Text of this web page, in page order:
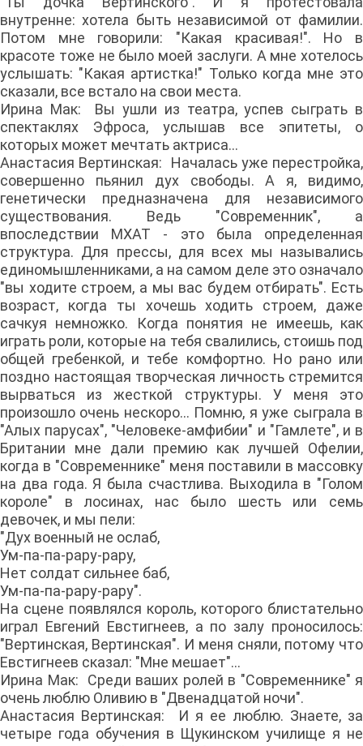
внутренне: хотела быть независимой от фамилии.
Потом мне говорили: "Какая красивая!". Но в
красоте тоже не было моей заслуги. А мне хотелось
услышать: "Какая артистка!" Только когда мне это
сказали, все встало на свои места.
Ирина Мак: Вы ушли из театра, успев сыграть в
спектаклях Эфроса, услышав все эпитеты, о
которых может мечтать актриса...
Анастасия Вертинская: Началась уже перестройка,
совершенно пьянил дух свободы. А я, видимо,
генетически предназначена для независимого
существования. Ведь "Современник", а
впоследствии МХАТ - это была определенная
структура. Для прессы, для всех мы назывались
единомышленниками, а на самом деле это означало
"вы ходите строем, а мы вас будем отбирать". Есть
возраст, когда ты хочешь ходить строем, даже
сачкуя немножко. Когда понятия не имеешь, как
играть роли, которые на тебя свалились, стоишь под
общей гребенкой, и тебе комфортно. Но рано или
поздно настоящая творческая личность стремится
вырваться из жесткой структуры. У меня это
произошло очень нескоро... Помню, я уже сыграла в
"Алых парусах", "Человеке-амфибии" и "Гамлете", и в
Британии мне дали премию как лучшей Офелии,
когда в "Современнике" меня поставили в массовку
на два года. Я была счастлива. Выходила в "Голом
короле" в лосинах, нас было шесть или семь
девочек, и мы пели:
"Дух военный не ослаб,
Ум-па-па-рару-рару,
Нет солдат сильнее баб,
Ум-па-па-рару-рару".
На сцене появлялся король, которого блистательно
играл Евгений Евстигнеев, а по залу проносилось:
"Вертинская, Вертинская". И меня сняли, потому что
Евстигнеев сказал: "Мне мешает"...
Ирина Мак: Среди ваших ролей в "Современнике" я
очень люблю Оливию в "Двенадцатой ночи".
Анастасия Вертинская: И я ее люблю. Знаете, за
четыре года обучения в Щукинском училище я не